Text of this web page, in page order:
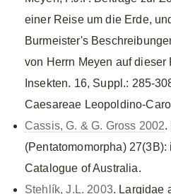
einer Reise um die Erde,
Burmeister's
von Herrn Meyen auf dieser
Insekten. 16, Suppl.: 285-
Caesareae Leopoldino-
Cassis, G. & G. Gross 2002.
(Pentatomomorpha) 27(3B):
Catalogue of Australia.
Stehlík, J.L. 2003. Largidae